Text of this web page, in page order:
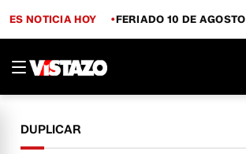
ES NOTICIA HOY FERIADO 10 DE AGOSTO
DUPLICAR